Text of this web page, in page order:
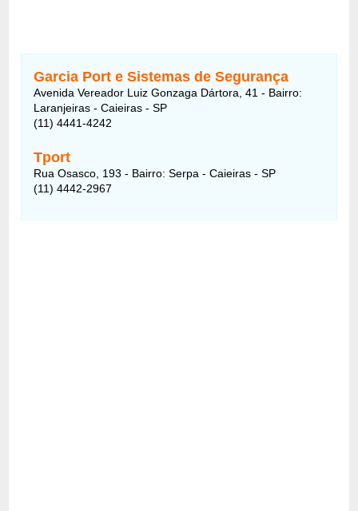
Garcia Port e Sistemas de Segurança
Avenida Vereador Luiz Gonzaga Dártora, 41 - Bairro:
Laranjeiras - Caieiras - SP
(11) 4441-4242
Tport
Rua Osasco, 193 - Bairro: Serpa - Caieiras - SP
(11) 4442-2967